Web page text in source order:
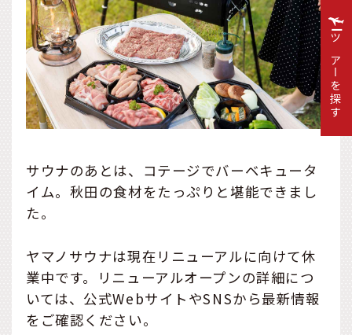
サウナのあとは、コテージでバーベキュータ
イム。秋田の食材をたっぷりと堪能できまし
た。
ヤマノサウナは現在リニューアルに向けて休
業中です。リニューアルオープンの詳細につ
いては、公式WebサイトやSNSから最新情報
をご確認ください。
ツアーを探す